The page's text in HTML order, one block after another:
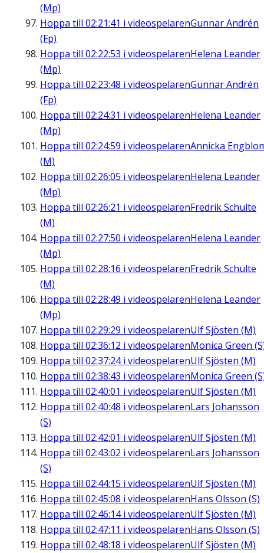
(Mp)
Hoppa till 02:21:41 i videospelarenGunnar Andrén
(Fp)
Hoppa till 02:22:53 i videospelarenHelena Leander
(Mp)
Hoppa till 02:23:48 i videospelarenGunnar Andrén
(Fp)
Hoppa till 02:24:31 i videospelarenHelena Leander
(Mp)
Hoppa till 02:24:59 i videospelarenAnnicka
(M)
Hoppa till 02:26:05 i videospelarenHelena Leander
(Mp)
Hoppa till 02:26:21 i videospelarenFredrik Schulte
(M)
Hoppa till 02:27:50 i videospelarenHelena Leander
(Mp)
Hoppa till 02:28:16 i videospelarenFredrik Schulte
(M)
Hoppa till 02:28:49 i videospelarenHelena Leander
(Mp)
Hoppa till 02:29:29 i videospelarenUlf Sjösten (M)
Hoppa till 02:36:12 i videospelarenMonica Green
Hoppa till 02:37:24i videospelarenUlf Sjösten (M)
Hoppa till 02:38:43 i videospelarenMonica Green
Hoppa till 02:40:01 i videospelarenUlf Sjösten (M)
Hoppa till 02:40:48 i videospelarenLars Johansson
(S)
Hoppa till 02:42:01 i videospelarenUlf Sjösten (M)
Hoppa till 02:43:02 i videospelarenLars Johansson
(S)
Hoppa till 02:44:15 i videospelarenUlf Sjösten (M)
Hoppa till 02:45:08 i videospelarenHans Olsson (S)
Hoppa till 02:46:14i videospelarenUlf Sjösten (M)
Hoppa till 02:47:11 i videospelarenHans Olsson (S)
Hoppa till 02:48:18 i videospelarenUlf Sjösten (M)